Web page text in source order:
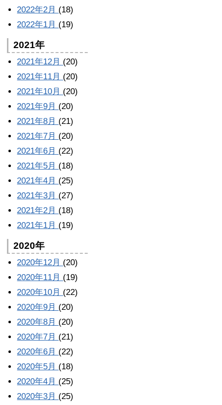
2022年2月 (18)
2022年1月 (19)
2021年
2021年12月 (20)
2021年11月 (20)
2021年10月 (20)
2021年9月 (20)
2021年8月 (21)
2021年7月 (20)
2021年6月 (22)
2021年5月 (18)
2021年4月 (25)
2021年3月 (27)
2021年2月 (18)
2021年1月 (19)
2020年
2020年12月 (20)
2020年11月 (19)
2020年10月 (22)
2020年9月 (20)
2020年8月 (20)
2020年7月 (21)
2020年6月 (22)
2020年5月 (18)
2020年4月 (25)
2020年3月 (25)